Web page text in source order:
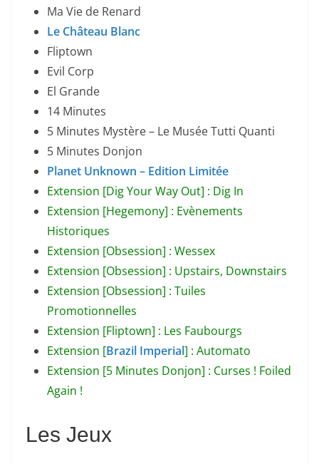
Ma Vie de Renard
Le Château Blanc
Fliptown
Evil Corp
El Grande
14 Minutes
5 Minutes Mystère – Le Musée Tutti Quanti
5 Minutes Donjon
Planet Unknown – Edition Limitée
Extension [Dig Your Way Out] : Dig In
Extension [Hegemony] : Evènements
Historiques
Extension [Obsession] : Wessex
Extension [Obsession] : Upstairs, Downstairs
Extension [Obsession] : Tuiles
Promotionnelles
Extension [Fliptown] : Les Faubourgs
Extension [Brazil Imperial] : Automato
Extension [5 Minutes Donjon] : Curses ! Foiled
Again !
Les Jeux